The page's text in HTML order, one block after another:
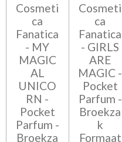
Cosmeti
ca
Fanatica
- MY
MAGIC
AL
UNICO
RN -
Pocket
Parfum -
Broekza
Cosmeti
ca
Fanatica
- GIRLS
ARE
MAGIC -
Pocket
Parfum -
Broekza
k
Formaat